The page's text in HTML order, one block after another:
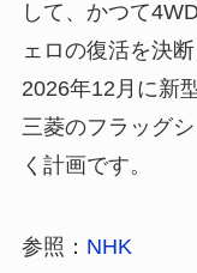
して、かつて
ェロの復活を決
2026年12月に新
三菱のフラッグ
く計画です。
参照： NHK